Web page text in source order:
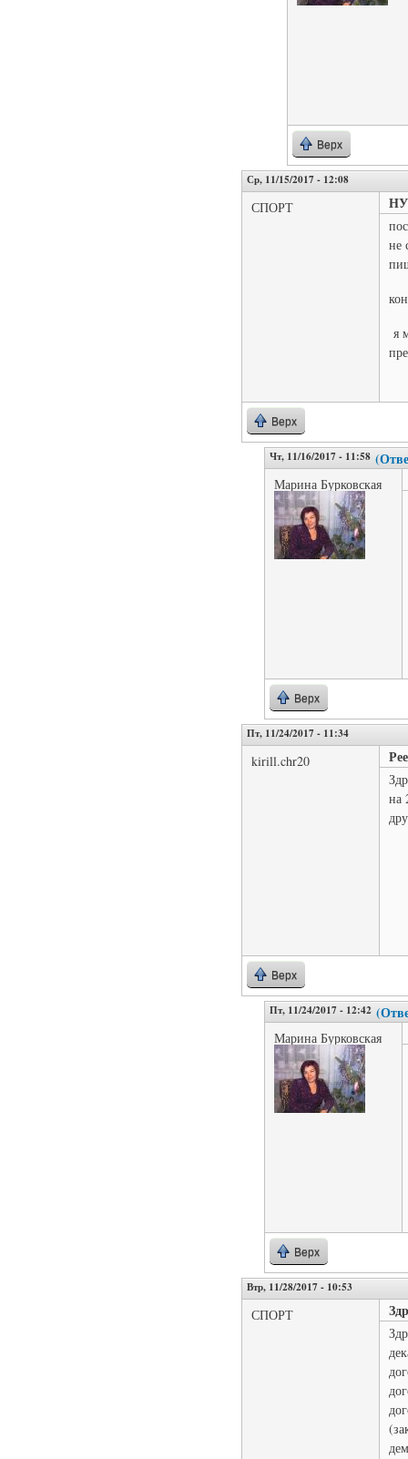
Верх
Ср, 11/15/2017 - 12:08
СПОРТ НУ
не
я
Верх
Чт, 11/16/2017 - 11:58
Марина Бурковская
Верх
Пт, 11/24/2017 - 11:34
kirill.chr20
на
Верх
Пт, 11/24/2017 - 12:42
Марина Бурковская
Верх
Втр, 11/28/2017 - 10:53
СПОРТ